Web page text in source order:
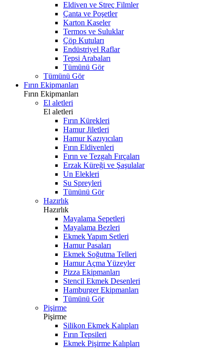
Eldiven ve Streç Filmler
Çanta ve Poşetler
Karton Kaseler
Termos ve Suluklar
Çöp Kutuları
Endüstriyel Raflar
Tepsi Arabaları
Tümünü Gör
Tümünü Gör
Fırın Ekipmanları
Fırın Ekipmanları
El aletleri
El aletleri
Fırın Kürekleri
Hamur Jiletleri
Hamur Kazıyıcıları
Fırın Eldivenleri
Fırın ve Tezgah Fırçaları
Erzak Küreği ve Şaşulalar
Un Elekleri
Su Spreyleri
Tümünü Gör
Hazırlık
Hazırlık
Mayalama Sepetleri
Mayalama Bezleri
Ekmek Yapım Setleri
Hamur Pasaları
Ekmek Soğutma Telleri
Hamur Açma Yüzeyler
Pizza Ekipmanları
Stencil Ekmek Desenleri
Hamburger Ekipmanları
Tümünü Gör
Pişirme
Pişirme
Silikon Ekmek Kalıpları
Fırın Tepsileri
Ekmek Pişirme Kalıpları